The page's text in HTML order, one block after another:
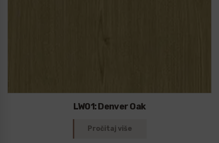
LW01: Denver Oak
Pročitaj više